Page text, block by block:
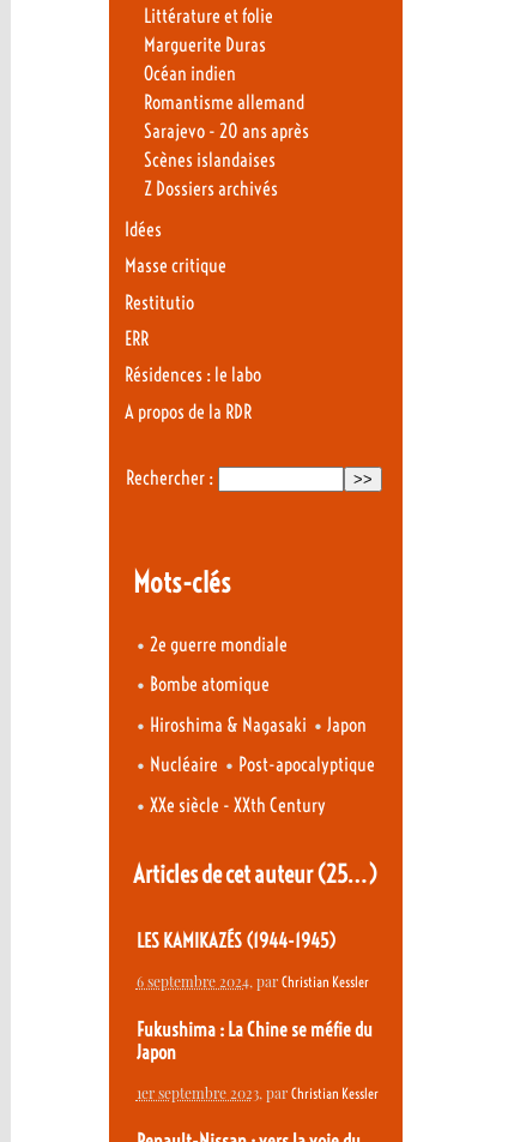
Littérature et folie
Marguerite Duras
Océan indien
Romantisme allemand
Sarajevo - 20 ans après
Scènes islandaises
Z Dossiers archivés
Idées
Masse critique
Restitutio
ERR
Résidences : le labo
A propos de la RDR
Rechercher :
Mots-clés
• 2e guerre mondiale
• Bombe atomique
• Hiroshima & Nagasaki •Japon
• Nucléaire • Post-apocalyptique
• XXe siècle - XXth Century
Articles de cet auteur(25…)
LES KAMIKAZÉS (1944-1945)
6 septembre 2024, par Christian Kessler
Fukushima : La Chine se méfie du
Japon
1er septembre 2023, par Christian Kessler